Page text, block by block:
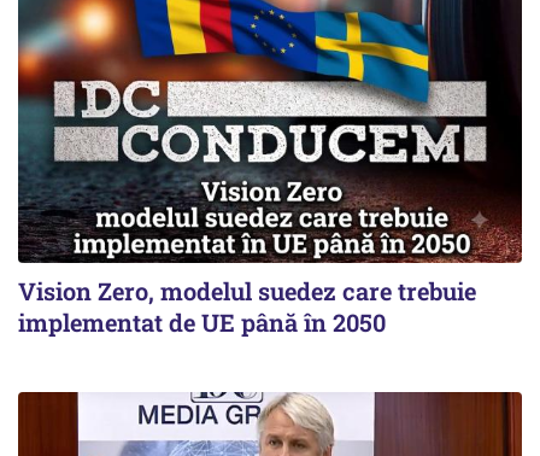
Vision Zero, modelul suedez care trebuie
implementat de UE până în 2050